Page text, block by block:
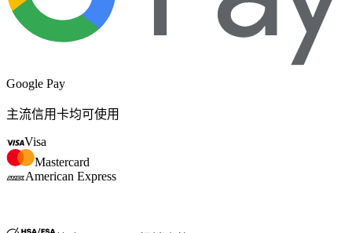
Google Pay
主流信用卡均可使用
Visa
Mastercard
American Express